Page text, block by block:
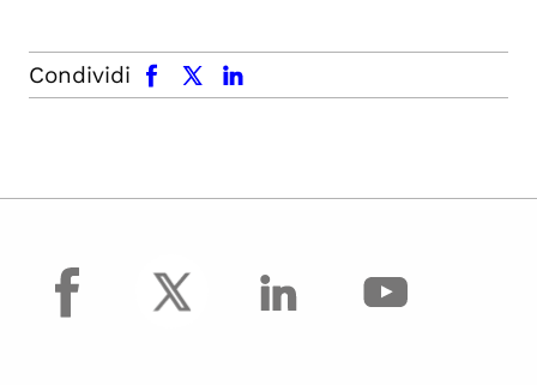
Condividi
facebook x.com linkedin
facebook